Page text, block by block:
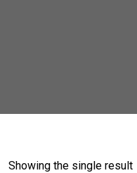
Showing the single result